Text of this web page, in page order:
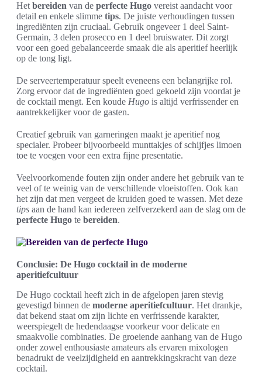
Het bereiden van de perfecte Hugo vereist aandacht voor
detail en enkele slimme tips. De juiste verhoudingen tussen
ingrediënten zijn cruciaal. Gebruik ongeveer 1 deel Saint-
Germain, 3 delen prosecco en 1 deel bruiswater. Dit zorgt
voor een goed gebalanceerde smaak die als aperitief heerlijk
op de tong ligt.
De serveertemperatuur speelt eveneens een belangrijke rol.
Zorg ervoor dat de ingrediënten goed gekoeld zijn voordat je
de cocktail mengt. Een koude Hugo is altijd verfrissender en
aantrekkelijker voor de gasten.
Creatief gebruik van garneringen maakt je aperitief nog
specialer. Probeer bijvoorbeeld munttakjes of schijfjes limoen
toe te voegen voor een extra fijne presentatie.
Veelvoorkomende fouten zijn onder andere het gebruik van te
veel of te weinig van de verschillende vloeistoffen. Ook kan
het zijn dat men vergeet de kruiden goed te wassen. Met deze
tips aan de hand kan iedereen zelfverzekerd aan de slag om de
perfecte Hugo te bereiden.
Conclusie: De Hugo cocktail in de moderne
aperitiefcultuur
De Hugo cocktail heeft zich in de afgelopen jaren stevig
gevestigd binnen de moderne aperitiefcultuur. Het drankje,
dat bekend staat om zijn lichte en verfrissende karakter,
weerspiegelt de hedendaagse voorkeur voor delicate en
smaakvolle combinaties. De groeiende aanhang van de Hugo
onder zowel enthousiaste amateurs als ervaren mixologen
benadrukt de veelzijdigheid en aantrekkingskracht van deze
cocktail.